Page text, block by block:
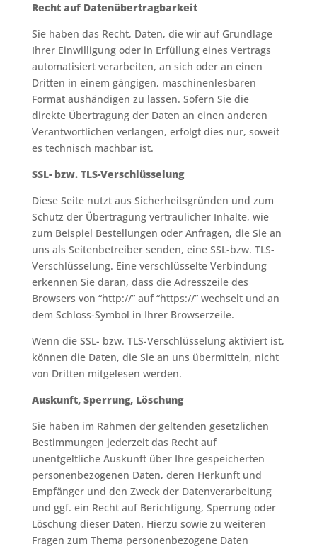
Recht auf Datenübertragbarkeit
Sie haben das Recht, Daten, die wir auf Grundlage
Ihrer Einwilligung oder in Erfüllung eines Vertrags
automatisiert verarbeiten, an sich oder an einen
Dritten in einem gängigen, maschinenlesbaren
Format aushändigen zu lassen. Sofern Sie die
direkte Übertragung der Daten an einen anderen
Verantwortlichen verlangen, erfolgt dies nur, soweit
es technisch machbar ist.
SSL- bzw. TLS-Verschlüsselung
Diese Seite nutzt aus Sicherheitsgründen und zum
Schutz der Übertragung vertraulicher Inhalte, wie
zum Beispiel Bestellungen oder Anfragen, die Sie an
uns als Seitenbetreiber senden, eine SSL-bzw. TLS-
Verschlüsselung. Eine verschlüsselte Verbindung
erkennen Sie daran, dass die Adresszeile des
Browsers von “http://” auf “https://” wechselt und an
dem Schloss-Symbol in Ihrer Browserzeile.
Wenn die SSL- bzw. TLS-Verschlüsselung aktiviert ist,
können die Daten, die Sie an uns übermitteln, nicht
von Dritten mitgelesen werden.
Auskunft, Sperrung, Löschung
Sie haben im Rahmen der geltenden gesetzlichen
Bestimmungen jederzeit das Recht auf
unentgeltliche Auskunft über Ihre gespeicherten
personenbezogenen Daten, deren Herkunft und
Empfänger und den Zweck der Datenverarbeitung
und ggf. ein Recht auf Berichtigung, Sperrung oder
Löschung dieser Daten. Hierzu sowie zu weiteren
Fragen zum Thema personenbezogene Daten